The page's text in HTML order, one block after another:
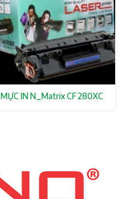
MỰC IN N_Matrix CF280XC